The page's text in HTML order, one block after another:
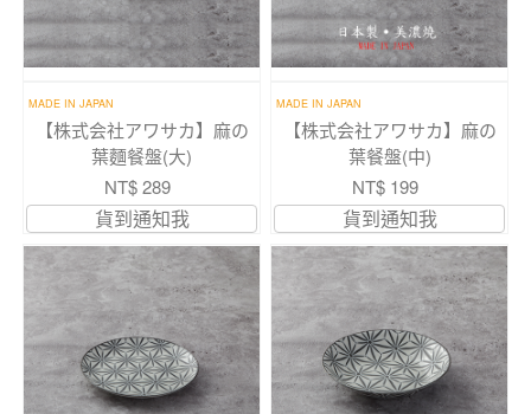
MADE IN JAPAN
【株式会社アワサカ】麻の
葉麵餐盤(大)
NT$ 289
貨到通知我
MADE IN JAPAN
【株式会社アワサカ】麻の
葉餐盤(中)
NT$ 199
貨到通知我